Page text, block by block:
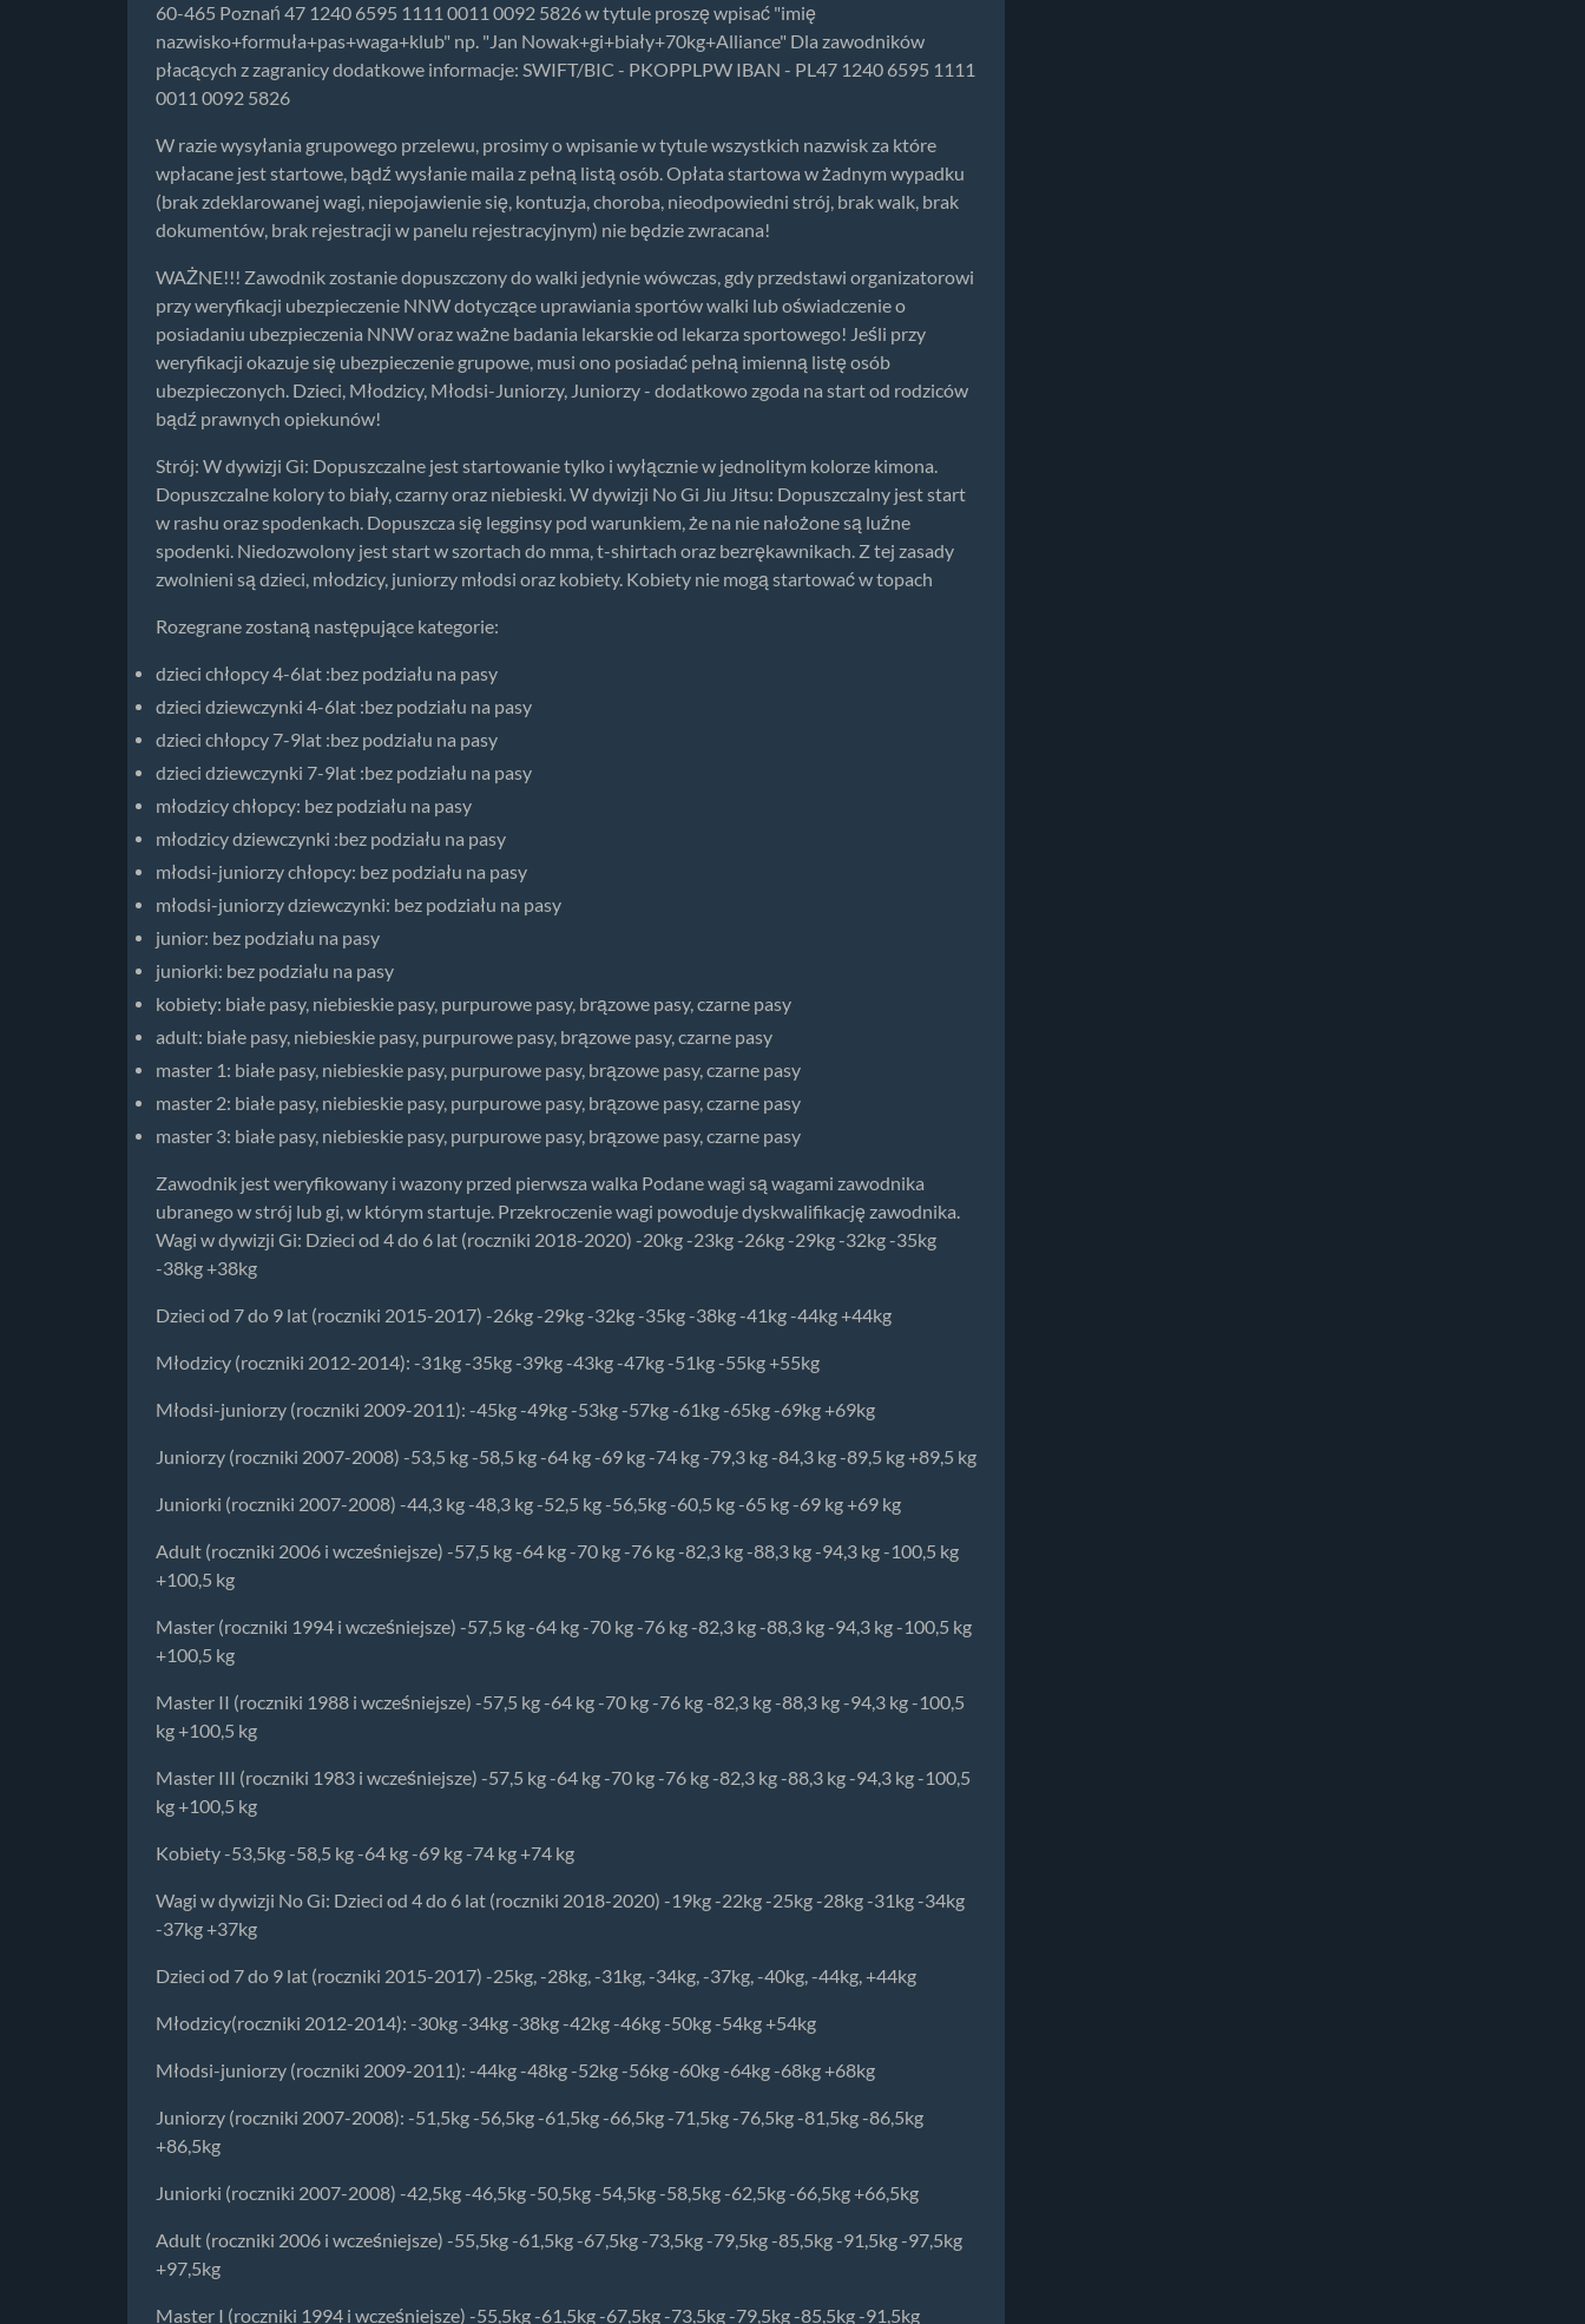
60-465 Poznań 47 1240 6595 1111 0011 0092 5826 w tytule proszę wpisać "imię
nazwisko+formuła+pas+waga+klub" np. "Jan Nowak+gi+biały+70kg+Alliance" Dla zawodników
płacących z zagranicy dodatkowe informacje: SWIFT/BIC - PKOPPLPW IBAN - PL47 1240 6595 1111
0011 0092 5826
W razie wysyłania grupowego przelewu, prosimy o wpisanie w tytule wszystkich nazwisk za które
wpłacane jest startowe, bądź wysłanie maila z pełną listą osób. Opłata startowa w żadnym wypadku
(brak zdeklarowanej wagi, niepojawienie się, kontuzja, choroba, nieodpowiedni strój, brak walk, brak
dokumentów, brak rejestracji w panelu rejestracyjnym) nie będzie zwracana!
WAŻNE!!! Zawodnik zostanie dopuszczony do walki jedynie wówczas, gdy przedstawi organizatorowi
przy weryfikacji ubezpieczenie NNW dotyczące uprawiania sportów walki lub oświadczenie o
posiadaniu ubezpieczenia NNW oraz ważne badania lekarskie od lekarza sportowego! Jeśli przy
weryfikacji okazuje się ubezpieczenie grupowe, musi ono posiadać pełną imienną listę osób
ubezpieczonych. Dzieci, Młodzicy, Młodsi-Juniorzy, Juniorzy - dodatkowo zgoda na start od rodziców
bądź prawnych opiekunów!
Strój: W dywizji Gi: Dopuszczalne jest startowanie tylko i wyłącznie w jednolitym kolorze kimona.
Dopuszczalne kolory to biały, czarny oraz niebieski. W dywizji No Gi Jiu Jitsu: Dopuszczalny jest start
w rashu oraz spodenkach. Dopuszcza się legginsy pod warunkiem, że na nie nałożone są luźne
spodenki. Niedozwolony jest start w szortach do mma, t-shirtach oraz bezrękawnikach. Z tej zasady
zwolnieni są dzieci, młodzicy, juniorzy młodsi oraz kobiety. Kobiety nie mogą startować w topach
Rozegrane zostaną następujące kategorie:
dzieci chłopcy 4-6lat :bez podziału na pasy
dzieci dziewczynki 4-6lat :bez podziału na pasy
dzieci chłopcy 7-9lat :bez podziału na pasy
dzieci dziewczynki 7-9lat :bez podziału na pasy
młodzicy chłopcy: bez podziału na pasy
młodzicy dziewczynki :bez podziału na pasy
młodsi-juniorzy chłopcy: bez podziału na pasy
młodsi-juniorzy dziewczynki: bez podziału na pasy
junior: bez podziału na pasy
juniorki: bez podziału na pasy
kobiety: białe pasy, niebieskie pasy, purpurowe pasy, brązowe pasy, czarne pasy
adult: białe pasy, niebieskie pasy, purpurowe pasy, brązowe pasy, czarne pasy
master 1: białe pasy, niebieskie pasy, purpurowe pasy, brązowe pasy, czarne pasy
master 2: białe pasy, niebieskie pasy, purpurowe pasy, brązowe pasy, czarne pasy
master 3: białe pasy, niebieskie pasy, purpurowe pasy, brązowe pasy, czarne pasy
Zawodnik jest weryfikowany i wazony przed pierwsza walka Podane wagi są wagami zawodnika
ubranego w strój lub gi, w którym startuje. Przekroczenie wagi powoduje dyskwalifikację zawodnika.
Wagi w dywizji Gi: Dzieci od 4 do 6 lat (roczniki 2018-2020) -20kg -23kg -26kg -29kg -32kg -35kg
-38kg +38kg
Dzieci od 7 do 9 lat (roczniki 2015-2017) -26kg -29kg -32kg -35kg -38kg -41kg -44kg +44kg
Młodzicy (roczniki 2012-2014): -31kg -35kg -39kg -43kg -47kg -51kg -55kg +55kg
Młodsi-juniorzy (roczniki 2009-2011): -45kg -49kg -53kg -57kg -61kg -65kg -69kg +69kg
Juniorzy (roczniki 2007-2008) -53,5 kg -58,5 kg -64 kg -69 kg -74 kg -79,3 kg -84,3 kg -89,5 kg +89,5 kg
Juniorki (roczniki 2007-2008) -44,3 kg -48,3 kg -52,5 kg -56,5kg -60,5 kg -65 kg -69 kg +69 kg
Adult (roczniki 2006 i wcześniejsze) -57,5 kg -64 kg -70 kg -76 kg -82,3 kg -88,3 kg -94,3 kg -100,5 kg
+100,5 kg
Master (roczniki 1994 i wcześniejsze) -57,5 kg -64 kg -70 kg -76 kg -82,3 kg -88,3 kg -94,3 kg -100,5 kg
+100,5 kg
Master II (roczniki 1988 i wcześniejsze) -57,5 kg -64 kg -70 kg -76 kg -82,3 kg -88,3 kg -94,3 kg -100,5
kg +100,5 kg
Master III (roczniki 1983 i wcześniejsze) -57,5 kg -64 kg -70 kg -76 kg -82,3 kg -88,3 kg -94,3 kg -100,5
kg +100,5 kg
Kobiety -53,5kg -58,5 kg -64 kg -69 kg -74 kg +74 kg
Wagi w dywizji No Gi: Dzieci od 4 do 6 lat (roczniki 2018-2020) -19kg -22kg -25kg -28kg -31kg -34kg
-37kg +37kg
Dzieci od 7 do 9 lat (roczniki 2015-2017) -25kg, -28kg, -31kg, -34kg, -37kg, -40kg, -44kg, +44kg
Młodzicy(roczniki 2012-2014): -30kg -34kg -38kg -42kg -46kg -50kg -54kg +54kg
Młodsi-juniorzy (roczniki 2009-2011): -44kg -48kg -52kg -56kg -60kg -64kg -68kg +68kg
Juniorzy (roczniki 2007-2008): -51,5kg -56,5kg -61,5kg -66,5kg -71,5kg -76,5kg -81,5kg -86,5kg
+86,5kg
Juniorki (roczniki 2007-2008) -42,5kg -46,5kg -50,5kg -54,5kg -58,5kg -62,5kg -66,5kg +66,5kg
Adult (roczniki 2006 i wcześniejsze) -55,5kg -61,5kg -67,5kg -73,5kg -79,5kg -85,5kg -91,5kg -97,5kg
+97,5kg
Master I (roczniki 1994 i wcześniejsze) -55,5kg -61,5kg -67,5kg -73,5kg -79,5kg -85,5kg -91,5kg